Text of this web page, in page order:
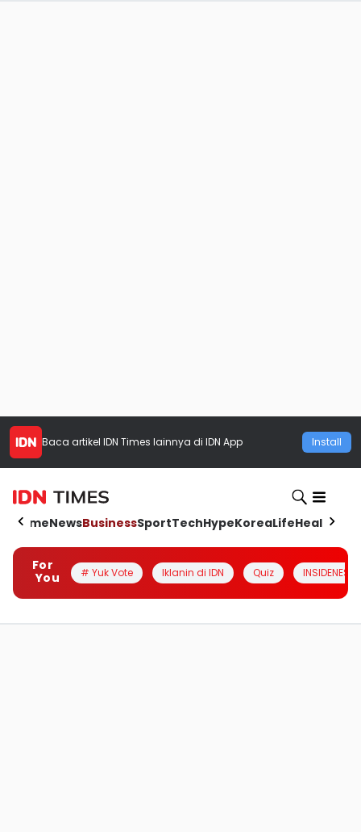
Baca artikel IDN Times lainnya di IDN App Install
HomeNewsBusinessSportTechHypeKoreaLifeHealth
For
You
# Yuk Vote Iklanin di IDN Quiz INSIDENESIA